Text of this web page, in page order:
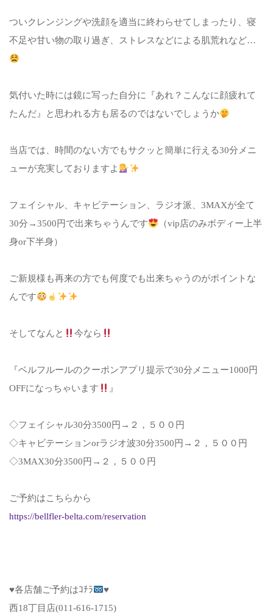
ついクレンジングや洗顔を適当に終わらせてしまったり、寝
不足や甘い物の取り過ぎ、ストレスなどによる肌荒れなど…
気付いた時には鏡に写った自分に『あれ？こんなに顔疲れて
たんだ』と思われる方も居るのではないでしょうか
当店では、時間のない方でもサクッと簡単に行える30分メニ
ューが充実しておりますよ
フェイシャル、キャビテーション、ラジオ派、3MAXが全て
30分→3500円で出来ちゃうんです
（vip店のみボディー上半
身or下半身）
ご新規様も再来の方でも何度でも出来ちゃうのがポイントな
んです
そしてなんと 今なら
『ベルフルールのクーポンアプリ提示で30分メニュー1000円
OFFになっちゃいます
』
◇フェイシャル30分3500円→２，５００円
◇キャビテーションorラジオ波30分3500円→２，５００円
◇3MAX30分3500円→２，５００円
ご予約はこちらから
https://bellfler-belta.com/reservation
♥各店舗ご予約はｺﾁﾗ
♥
西18丁目店(011-616-1715)